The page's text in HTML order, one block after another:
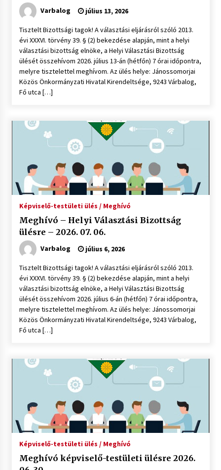
Varbalog július 13, 2026
Tisztelt Bizottsági tagok! A választási eljárásról szóló 2013.
évi XXXVI. törvény 39. § (2) bekezdése alapján, mint a helyi
választási bizottság elnöke, a Helyi Választási Bizottság
ülését összehívom 2026. július 13-án (hétfőn) 7 órai időpontra,
melyre tisztelettel meghívom. Az ülés helye: Jánossomorjai
Közös Önkormányzati Hivatal Kirendeltsége, 9243 Várbalog,
Fő utca […]
Képviselő-testületi ülés / Meghívó
Meghívó – Helyi Választási Bizottság
ülésre – 2026. 07. 06.
Varbalog július 6, 2026
Tisztelt Bizottsági tagok! A választási eljárásról szóló 2013.
évi XXXVI. törvény 39. § (2) bekezdése alapján, mint a helyi
választási bizottság elnöke, a Helyi Választási Bizottság
ülését összehívom 2026. július 6-án (hétfőn) 7 órai időpontra,
melyre tisztelettel meghívom. Az ülés helye: Jánossomorjai
Közös Önkormányzati Hivatal Kirendeltsége, 9243 Várbalog,
Fő utca […]
Képviselő-testületi ülés / Meghívó
Meghívó képviselő-testületi ülésre 2026.